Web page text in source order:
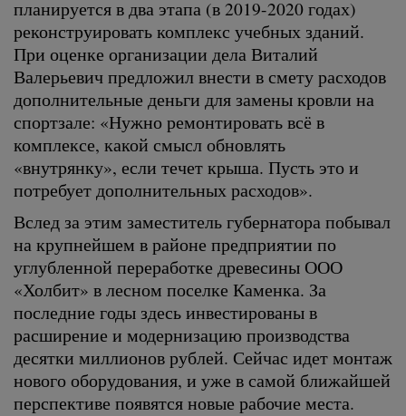
планируется в два этапа (в 2019-2020 годах)
реконструировать комплекс учебных зданий.
При оценке организации дела Виталий
Валерьевич предложил внести в смету расходов
дополнительные деньги для замены кровли на
спортзале: «Нужно ремонтировать всё в
комплексе, какой смысл обновлять
«внутрянку», если течет крыша. Пусть это и
потребует дополнительных расходов».
Вслед за этим заместитель губернатора побывал
на крупнейшем в районе предприятии по
углубленной переработке древесины ООО
«Холбит» в лесном поселке Каменка. За
последние годы здесь инвестированы в
расширение и модернизацию производства
десятки миллионов рублей. Сейчас идет монтаж
нового оборудования, и уже в самой ближайшей
перспективе появятся новые рабочие места.